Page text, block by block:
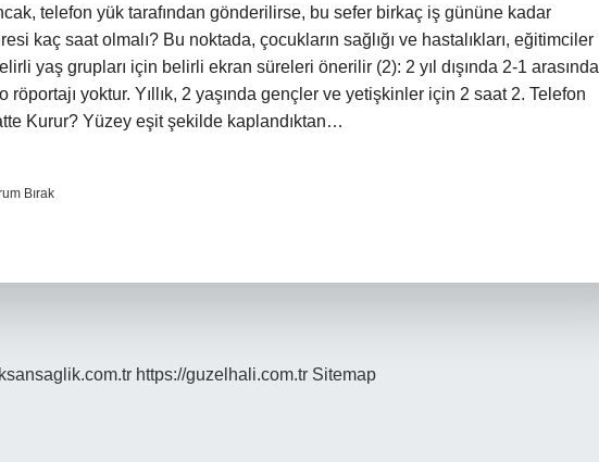
telefon yük tarafından gönderilirse, bu sefer birkaç iş gününe kadar
kaç saat olmalı? Bu noktada, çocukların sağlığı ve hastalıkları, eğitimciler
yaş grupları için belirli ekran süreleri önerilir (2): 2 yıl dışında 2-1 arasında
röportajı yoktur. Yıllık, 2 yaşında gençler ve yetişkinler için 2 saat 2. Telefon
Kurur? Yüzey eşit şekilde kaplandıktan…
Bırak
https://guzelhali.com.tr Sitemap